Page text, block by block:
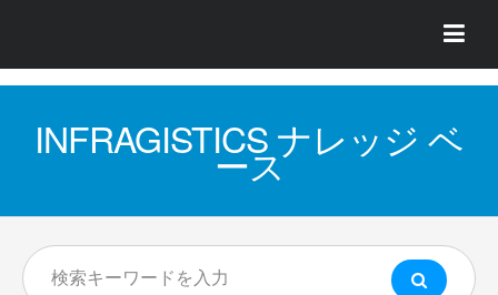
INFRAGISTICS ナレッジ ベ
ース